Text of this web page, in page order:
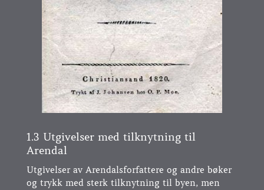
1.3 Utgivelser med tilknytning til
Arendal
Utgivelser av Arendalsforfattere og andre bøker
og trykk med sterk tilknytning til byen, men